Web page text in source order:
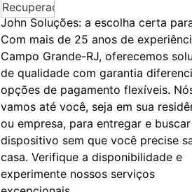
John Soluções: a escolha certa
Com mais de 25 anos de
Campo Grande-RJ, oferecemos
de qualidade com garantia
opções de pagamento flexíveis.
vamos até você, seja em sua
ou empresa, para entregar e buscar
dispositivo sem que você precise
casa. Verifique a disponibilidade e
experimente nossos serviços